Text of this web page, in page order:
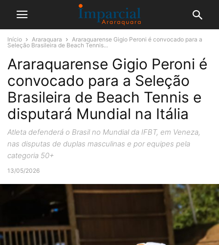
Início Araraquara
Araraquarense Gigio Peroni é convocado para a
Seleção Brasileira de Beach Tennis...
Araraquarense Gigio Peroni é
convocado para a Seleção
Brasileira de Beach Tennis e
disputará Mundial na Itália
Atleta defenderá o Brasil no Mundial da IFBT, em Veneza,
nas disputas de duplas masculinas e por equipes pela
categoria 50+
13/05/2026